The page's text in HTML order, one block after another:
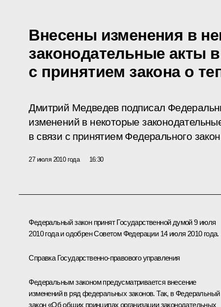
Внесены изменения в
законодательные акты
с принятием закона о
Дмитрий Медведев подписал
изменений в некоторые
в связи с принятием Федерального
27 июля 2010 года 16:30
Федеральный закон принят Государственной думой 9 июля
2010 года и одобрен Советом Федерации 14 июля 2010 года.
Справка Государственно-правового управления
Федеральным законом предусматривается внесение
изменений в ряд федеральных законов. Так, в Федеральный
закон «Об общих принципах организации законодательных